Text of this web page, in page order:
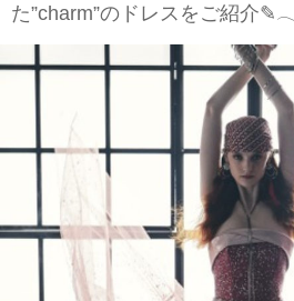
た”charm”のドレスをご紹介✎𓂃